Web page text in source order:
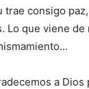
trae consigo
que viene
a